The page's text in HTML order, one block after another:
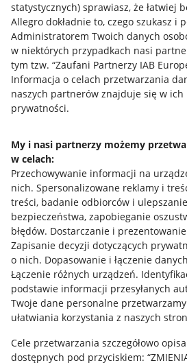
statystycznych) sprawiasz, że łatwiej
Allegro dokładnie to, czego szukasz i
Administratorem Twoich danych
w niektórych przypadkach nasi
tym tzw. “Zaufani Partnerzy IAB
Informacja o celach przetwarzania
naszych partnerów znajduje się w
prywatności.
My i nasi partnerzy możemy
w celach:
Przechowywanie informacji na
nich. Spersonalizowane reklamy i
treści, badanie odbiorców i
bezpieczeństwa, zapobieganie
błędów. Dostarczanie i
Zapisanie decyzji dotyczących
o nich. Dopasowanie i łączenie
Łączenie różnych urządzeń.
podstawie informacji przesyłanych
Twoje dane personalne
ułatwiania korzystania z naszych stron
Cele przetwarzania szczegółowo
dostępnych pod przyciskiem:
Przydatne informacje
Jak to działa
Allegro Gadane dla sprzedających
Allegro Gadane dla kupujących
Mapa miejscowości
Informacje prawne
Regulamin
Polityka plików "cookies"
Ustawienia plików "cookies"
Udostępnianie lokalizacji